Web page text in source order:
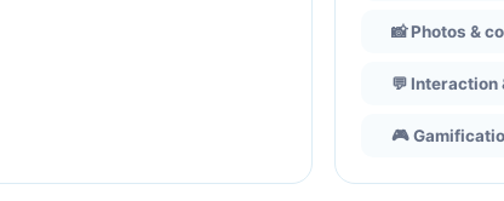
📸 Photos &
💬 Interaction
🎮